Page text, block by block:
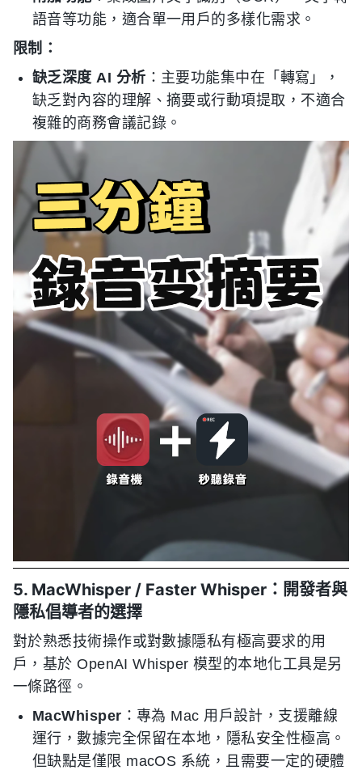
語音等功能，適合單一用戶的多樣化需求。
限制：
缺乏深度 AI 分析 ：主要功能集中在「轉寫」，
缺乏對內容的理解、摘要或行動項提取，不適合
複雜的商務會議記錄。
5. MacWhisper / Faster Whisper：開發者與
隱私倡導者的選擇
對於熟悉技術操作或對數據隱私有極高要求的用
戶，基於 OpenAI Whisper 模型的本地化工具是另
一條路徑。
MacWhisper ：專為 Mac 用戶設計，支援離線
運行，數據完全保留在本地，隱私安全性極高。
但缺點是僅限 macOS 系統，且需要一定的硬體